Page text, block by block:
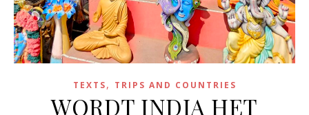
TEXTS, TRIPS AND COUNTRIES
WORDT INDIA HET